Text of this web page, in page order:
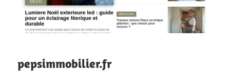
pepsimmobilier.fr